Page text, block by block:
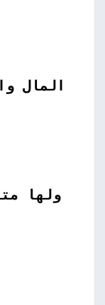
المال
ولها